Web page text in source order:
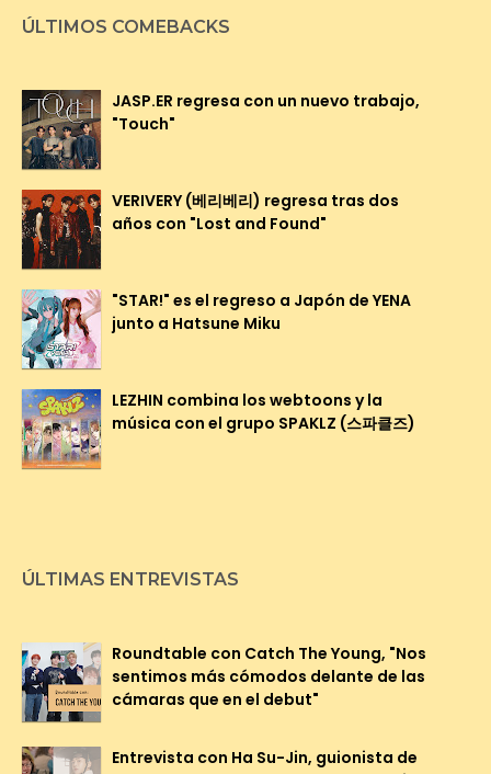
ÚLTIMOS COMEBACKS
JASP.ER regresa con un nuevo trabajo,
"Touch"
VERIVERY (베리베리) regresa tras dos
años con "Lost and Found"
"STAR!" es el regreso a Japón de YENA
junto a Hatsune Miku
LEZHIN combina los webtoons y la
música con el grupo SPAKLZ (스파클즈)
ÚLTIMAS ENTREVISTAS
Roundtable con Catch The Young, "Nos
sentimos más cómodos delante de las
cámaras que en el debut"
Entrevista con Ha Su-Jin, guionista de